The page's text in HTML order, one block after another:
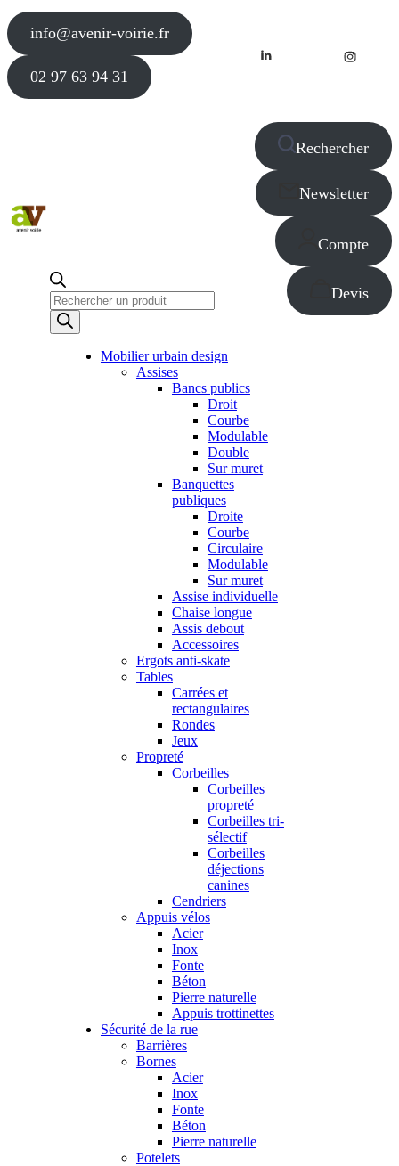
info@avenir-voirie.fr
02 97 63 94 31
Recherche
de
produits
Rechercher
Newsletter
Compte
Devis
Mobilier urbain design
Assises
Bancs publics
Droit
Courbe
Modulable
Double
Sur muret
Banquettes
publiques
Droite
Courbe
Circulaire
Modulable
Sur muret
Assise individuelle
Chaise longue
Assis debout
Accessoires
Ergots anti-skate
Tables
Carrées et
rectangulaires
Rondes
Jeux
Propreté
Corbeilles
Corbeilles
propreté
Corbeilles tri-
sélectif
Corbeilles
déjections
canines
Cendriers
Appuis vélos
Acier
Inox
Fonte
Béton
Pierre naturelle
Appuis trottinettes
Sécurité de la rue
Barrières
Bornes
Acier
Inox
Fonte
Béton
Pierre naturelle
Potelets